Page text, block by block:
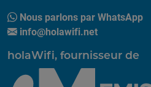
Nous parlons par WhatsApp
info@holawifi.net
holaWifi, fournisseur de